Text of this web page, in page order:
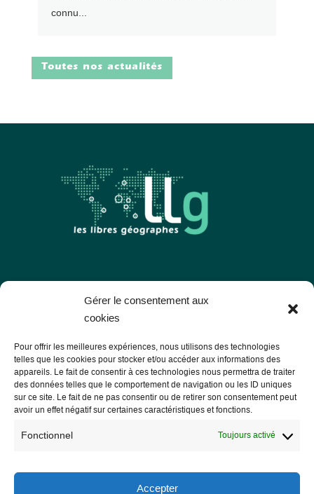
Gérer le consentement aux
cookies
Pour offrir les meilleures expériences, nous utilisons des technologies
telles que les cookies pour stocker et/ou accéder aux informations des
appareils. Le fait de consentir à ces technologies nous permettra de traiter
des données telles que le comportement de navigation ou les ID uniques
sur ce site. Le fait de ne pas consentir ou de retirer son consentement peut
avoir un effet négatif sur certaines caractéristiques et fonctions.
Fonctionnel Toujours activé
Accepter
connu...
Toutes nos actualités
Les Libres Géographes
56000 Vannes
— Nous contacter